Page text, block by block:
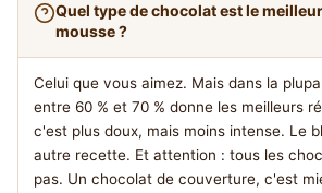
Quel type de chocolat est le
mousse ?
Celui que vous aimez. Mais dans la
entre 60 % et 70 % donne les meilleurs
c'est plus doux, mais moins intense. Le
autre recette. Et attention : tous les
pas. Un chocolat de couverture, c'est